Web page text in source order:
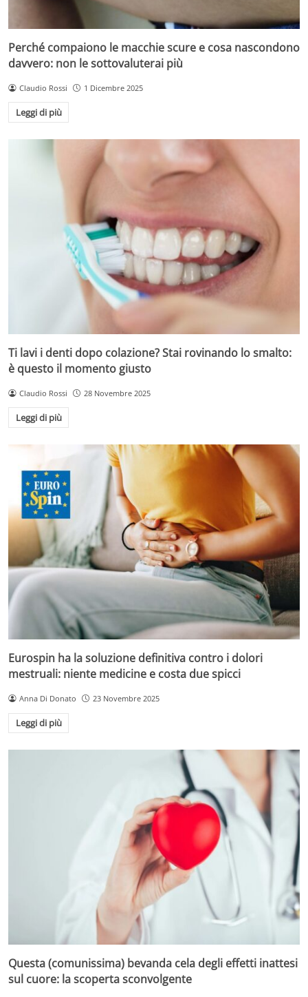
Perché compaiono le macchie scure e cosa nascondono
davvero: non le sottovaluterai più
Claudio Rossi 1 Dicembre 2025
Leggi di più
Ti lavi i denti dopo colazione? Stai rovinando lo smalto:
è questo il momento giusto
Claudio Rossi 28 Novembre 2025
Leggi di più
Eurospin ha la soluzione definitiva contro i dolori
mestruali: niente medicine e costa due spicci
Anna Di Donato 23 Novembre 2025
Leggi di più
Questa (comunissima) bevanda cela degli effetti inattesi
sul cuore: la scoperta sconvolgente